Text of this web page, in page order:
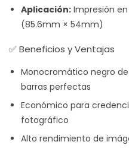
Aplicación: Impresión
(85.6mm × 54mm)
✅ Beneficios y Ventajas
Monocromático negro
barras perfectas
Económico para
fotográfico
Alto rendimiento de